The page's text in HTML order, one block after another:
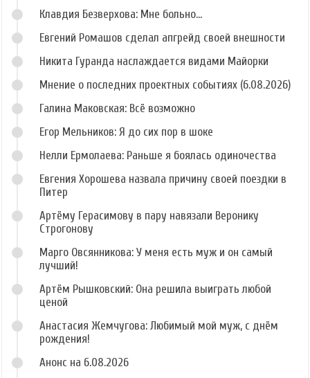
Клавдия Безверхова: Мне больно...
Евгений Ромашов сделал апгрейд своей внешности
Никита Гуранда наслаждается видами Майорки
Мнение о последних проектных событиях (6.08.2026)
Галина Маковская: Всё возможно
Егор Мельников: Я до сих пор в шоке
Нелли Ермолаева: Раньше я боялась одиночества
Евгения Хорошева назвала причину своей поездки в
Питер
Артёму Герасимову в пару навязали Веронику
Строгонову
Марго Овсянникова: У меня есть муж и он самый
лучший!
Артём Рышковский: Она решила выиграть любой
ценой
Анастасия Жемчугова: Любимый мой муж, с днём
рождения!
Анонс на 6.08.2026